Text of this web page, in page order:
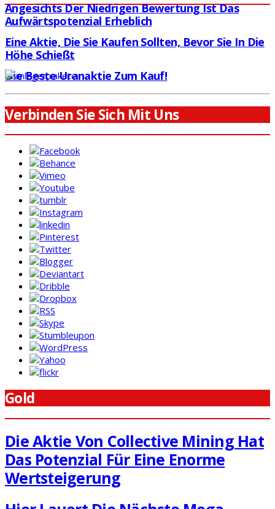
Angesichts Der Niedrigen Bewertung Ist Das
Aufwärtspotenzial Erheblich
Eine Aktie, Die Sie Kaufen Sollten, Bevor Sie In Die
Höhe Schießt
Die Beste Uranaktie Zum Kauf!
Verbinden Sie Sich Mit Uns
Gold
Die Aktie Von Collective Mining Hat
Das Potenzial Für Eine Enorme
Wertsteigerung